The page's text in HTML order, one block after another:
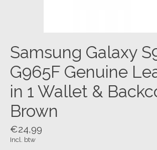
Samsung Galaxy
G965F Genuine
in 1 Wallet &
Brown
€24,99
Incl. btw